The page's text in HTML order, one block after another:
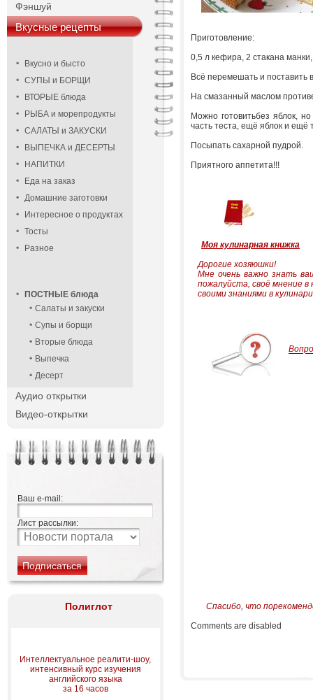
Фэншуй
Вкусные рецепты
Вкусно и бысто
СУПЫ и БОРЩИ
ВТОРЫЕ блюда
РЫБА и морепродукты
САЛАТЫ и ЗАКУСКИ
ВЫПЕЧКА и ДЕСЕРТЫ
НАПИТКИ
Еда на заказ
Домашние заготовки
Интересное о продуктах
Тосты
Разное
ПОСТНЫЕ блюда
Салаты и закуски
Супы и борщи
Вторые блюда
Выпечка
Десерт
Аудио открытки
Видео-открытки
Ваш e-mail:
Лист рассылки:
Полиглот
Интеллектуальное реалити-шоу,
интенсивный курс изучения
английского языка
за 16 часов
Приготовление:
0,5 л кефира, 2 стакана
Всё перемешать и поставить
На смазанный маслом
Можно готовитьбез яблок,
часть теста, ещё яблок и ещё
Посыпать сахарной пудрой.
Приятного аппетита!!!
Моя кулинарная книжка
Дорогие хозяюшки!
Мне очень важно знать
пожалуйста, своё мнение
своими знаниями в
Спасибо, что
Comments are disabled